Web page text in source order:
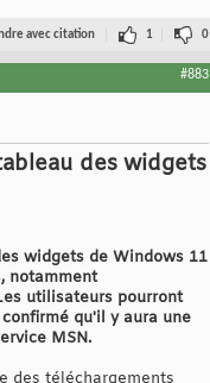
avec citation 1 0
#883
des widgets
widgets de Windows 11
notamment
utilisateurs pourront
qu'il y aura une
MSN.